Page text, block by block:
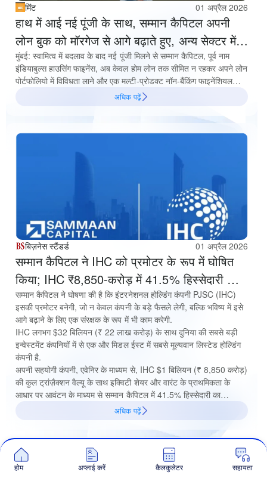
मिंट 01 अप्रैल 2026
हाथ में आई नई पूंजी के साथ, सम्मान कैपिटल अपनी
लोन बुक को मॉरगेज से आगे बढ़ाते हुए, अन्य सेक्टर में
भी डाइवर्सिफाई करेगी
मुंबई: स्वामित्व में बदलाव के बाद नई पूंजी मिलने से सम्मान कैपिटल, पूर्व नाम
इंडियाबुल्स हाउसिंग फाइनेंस, अब केवल होम लोन तक सीमित न रहकर अपने लोन
पोर्टफोलियो में विविधता लाने और एक मल्टी-प्रोडक्ट नॉन-बैंकिंग फाइनेंशियल
कंपनी के रूप में आगे बढ़ने की दिशा में काम कर रही है
अधिक पढ़ें
बिज़नेस स्टैंडर्ड 01 अप्रैल 2026
सम्मान कैपिटल ने IHC को प्रमोटर के रूप में घोषित
किया; IHC ₹8,850-करोड़ में 41.5% हिस्सेदारी का
अधिग्रहण करेगी
सम्मान कैपिटल ने घोषणा की है कि इंटरनेशनल होल्डिंग कंपनी PJSC (IHC)
इसकी प्रमोटर बनेगी, जो न केवल कंपनी के बड़े फैसले लेगी, बल्कि भविष्य में इसे
आगे बढ़ाने के लिए एक संरक्षक के रूप में भी काम करेगी.
IHC लगभग $32 बिलियन (₹ 22 लाख करोड़) के साथ दुनिया की सबसे बड़ी
इन्वेस्टमेंट कंपनियों में से एक और मिडल ईस्ट में सबसे मूल्यवान लिस्टेड होल्डिंग
कंपनी है.
अपनी सहयोगी कंपनी, एवेनिर के माध्यम से, IHC $1 बिलियन (₹ 8,850 करोड़)
की कुल ट्रांज़ैक्शन वैल्यू के साथ इक्विटी शेयर और वारंट के प्राथमिकता के
आधार पर आवंटन के माध्यम से सम्मान कैपिटल में 41.5% हिस्सेदारी का
अधिग्रहण करेगी. सम्मान कैपिटल को अलॉटमेंट के लिए ₹ 5,652 करोड़ ($600
मिलियन) की शुरुआती किस्त पहले ही मिल गई है, जबकि शेष ₹ 3,198 करोड़
(लगभग $338 मिलियन) वारंट को इक्विटी शेयर में बदलने पर 18 महीनों के भीतर
अधिक पढ़ें
होम अप्लाई करें कैलकुलेटर सहायता